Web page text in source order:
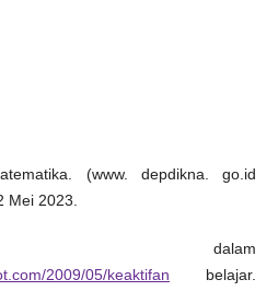
(www. depdikna. go.id
Mei 2023.
dalam
2009/05/keaktifan belajar.